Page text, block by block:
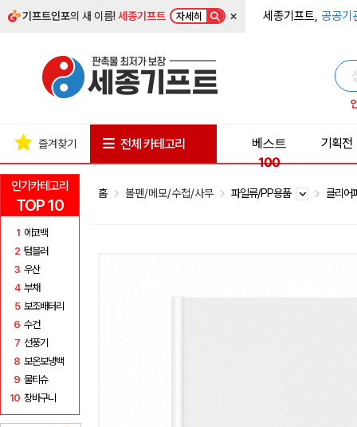
기프트인포의 새 이름!세종기프트 자세히 × 세종기프트, 공공기
인기카테고리
TOP 10
1 에코백
2 텀블러
3 우산
4 부채
5 보조배터리
6 수건
7 선풍기
8 보온보냉백
9 물티슈
10 장바구니
즐겨찾기 전체 카테고리
베스트
100
기획전
홈 볼펜/메모/수첩/사무 파일류/PP용품 클리